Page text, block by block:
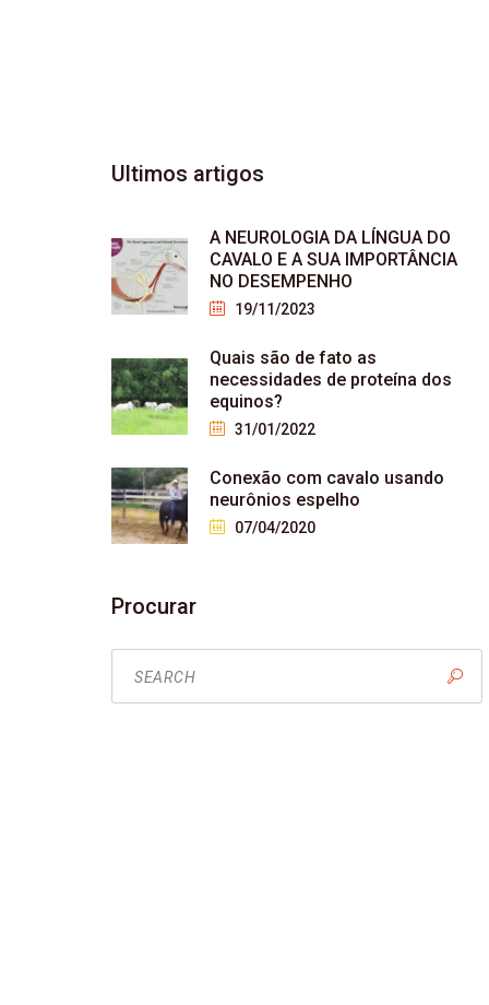
Ultimos artigos
A NEUROLOGIA DA LÍNGUA DO
CAVALO E A SUA IMPORTÂNCIA
NO DESEMPENHO
19/11/2023
Quais são de fato as
necessidades de proteína dos
equinos?
31/01/2022
Conexão com cavalo usando
neurônios espelho
07/04/2020
Procurar